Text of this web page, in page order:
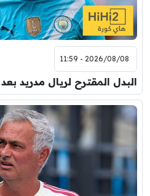
2026/08/08 - 11:59
البدل المقترح لريال مدريد